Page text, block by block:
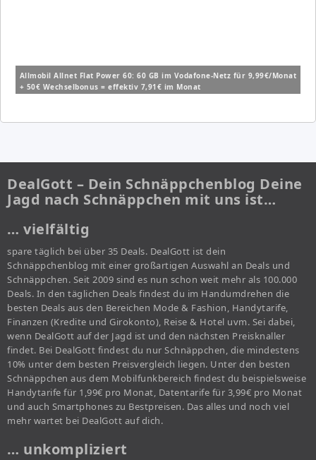
Allmobil Allnet Flat Power 60: 60 GB im Vodafone-Netz für 9,99€/Monat
+ 50€ Wechselbonus = effektiv 7,91€ im Monat
DealGott – Dein Schnäppchenblog Deine
Jagd nach Schnäppchen mit uns ist…
… vielfältig
spare täglich bei über 35 Deals. DealGott ist dein
Schnäppchenblog mit einer großartigen Auswahl an Deals und
Schnäppchen. Seit 2009 sind es nun schon weit mehr als 100.000
Deals. In den täglichen Deals findest du im Handumdrehen die
besten Deals aus den Bereichen Mode & Fashion, Handytarife,
Finanzen (Kredite und Girokonto), Reise & Hotel uvm. Sei dabei,
wenn DealGott auf der Jagd ist und den nächsten Preisknaller
findet. Bei DealGott findest du nur Schnäppchen, die mindestens
10% unter dem besten Preisvergleich liegen. Unter den besten
Schnäppchen aus dem Mobilfunkbereich findest du beispielsweise
Handytarife für 1,99€ pro Monat, Datentarife für 3,99€ pro Monat
und auch Smartphones zu Bestpreisen. Das alles und noch viel
mehr wartet bei DealGott auf dich.
… unkompliziert